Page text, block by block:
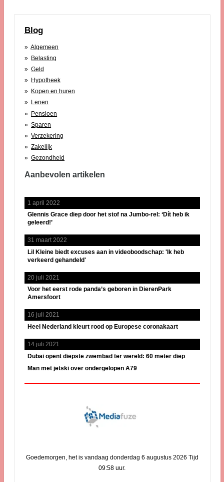
Blog
Algemeen
Belasting
Geld
Hypotheek
Kopen en huren
Lenen
Pensioen
Sparen
Verzekering
Zakelijk
Gezondheid
Aanbevolen artikelen
1 april 2022
Glennis Grace diep door het stof na Jumbo-rel: ‘Dít heb ik
geleerd!’
31 maart 2022
Lil Kleine biedt excuses aan in videoboodschap: 'Ik heb
verkeerd gehandeld'
20 juli 2021
Voor het eerst rode panda’s geboren in DierenPark
Amersfoort
16 juli 2021
Heel Nederland kleurt rood op Europese coronakaart
14 juli 2021
Dubai opent diepste zwembad ter wereld: 60 meter diep
Man met jetski over ondergelopen A79
Goedemorgen, het is vandaag donderdag 6 augustus 2026 Tijd
09:58 uur.